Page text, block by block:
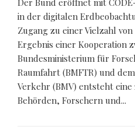
Der Bund eröffnet mit
in der digitalen
Zugang zu einer Vielzahl
Ergebnis einer Kooperation
Bundesministerium für
Raumfahrt (BMFTR) und
Verkehr (BMV) entsteht
Behörden, Forschern und...